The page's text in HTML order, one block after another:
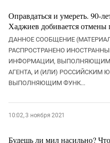
Оправдаться и умереть. 90-
Хаджиев добивается отмены
ДАННОЕ СООБЩЕНИЕ
РАСПРОСТРАНЕНО
ИНФОРМАЦИИ, ВЫПОЛНЯЮЩИМ
АГЕНТА, И (ИЛИ) РОССИЙСКИМ
ВЫПОЛНЯЮЩИМ ФУНК...
10:02, 3 ноября 2021
Будешь ли мил насильно?